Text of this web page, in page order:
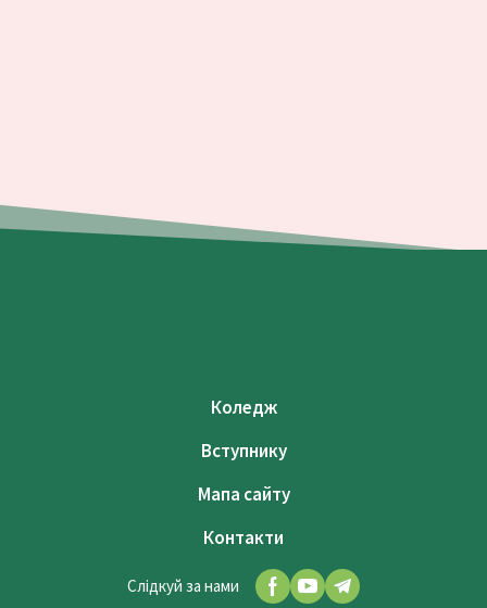
Коледж
Вступнику
Мапа сайту
Контакти
Слідкуй за нами